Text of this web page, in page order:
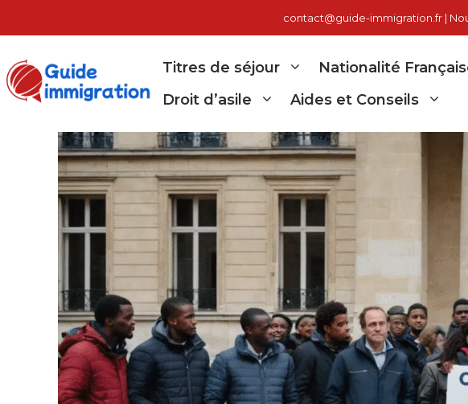
contact@guide-immigration.fr |
Titres de séjour Nationalité
Droit d’asile
Aides et Conseils